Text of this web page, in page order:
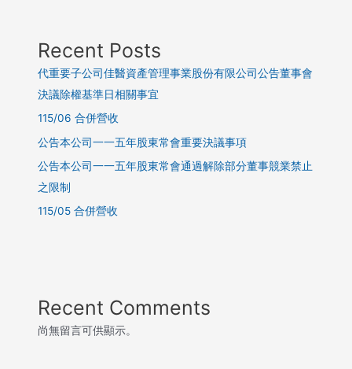
Recent Posts
代重要子公司佳醫資產管理事業股份有限公司公告董事會
決議除權基準日相關事宜
115/06 合併營收
公告本公司一一五年股東常會重要決議事項
公告本公司一一五年股東常會通過解除部分董事競業禁止
之限制
115/05 合併營收
Recent Comments
尚無留言可供顯示。